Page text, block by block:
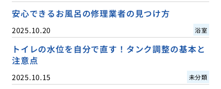
安心できるお風呂の修理業者の見つけ方
2025.10.20 浴室
トイレの水位を自分で直す！タンク調整の基本と
注意点
2025.10.15 未分類